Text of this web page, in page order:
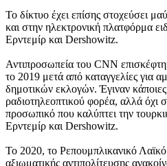
Το δίκτυο έχει επίσης στοχεύσει
και στην ηλεκτρονική πλατφόρμα
Ερντεμίρ και Dershowitz.
Αντιπροσωπεία του CNN
το 2019 μετά από καταγγελίες για
δημοτικών εκλογών. Έγιναν
ραδιοτηλεοπτικού φορέα, αλλά όχι
προσωπικό που καλύπτει την
Ερντεμίρ και Dershowitz.
Το 2020, το Ρεπουμπλικανικό
αξιωματικής αντιπολίτευσης